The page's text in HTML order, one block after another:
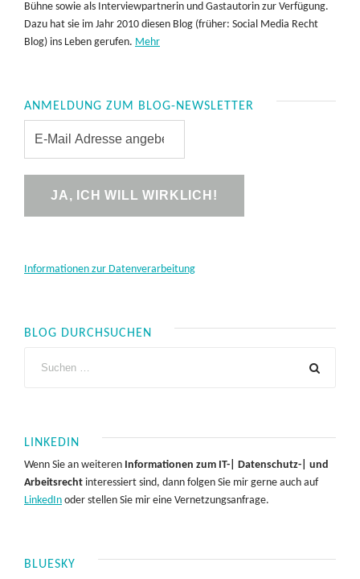
Bühne sowie als Interviewpartnerin und Gastautorin zur Verfügung.
Dazu hat sie im Jahr 2010 diesen Blog (früher: Social Media Recht
Blog) ins Leben gerufen. Mehr
ANMELDUNG ZUM BLOG-NEWSLETTER
Informationen zur Datenverarbeitung
BLOG DURCHSUCHEN
LINKEDIN
Wenn Sie an weiteren Informationen zum IT-| Datenschutz-| und
Arbeitsrecht interessiert sind, dann folgen Sie mir gerne auch auf
LinkedIn oder stellen Sie mir eine Vernetzungsanfrage.
BLUESKY